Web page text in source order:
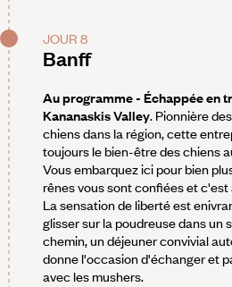
JOUR 8
Banff
Au programme - Échappée en
Kananaskis Valley. Pionnière
chiens dans la région, cette
toujours le bien-être des chiens
Vous embarquez ici pour bien
rênes vous sont confiées et c'est
La sensation de liberté est
glisser sur la poudreuse dans un
chemin, un déjeuner convivial
donne l'occasion d'échanger et
avec les mushers.